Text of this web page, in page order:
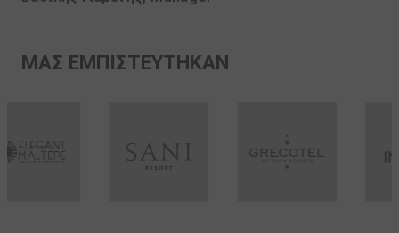
MAΣ ΕΜΠΙΣΤΕΥΤΗΚΑΝ